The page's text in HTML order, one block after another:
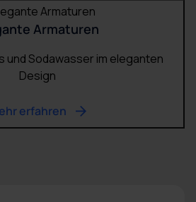
Armaturen
und Sodawasser im eleganten
Design
erfahren